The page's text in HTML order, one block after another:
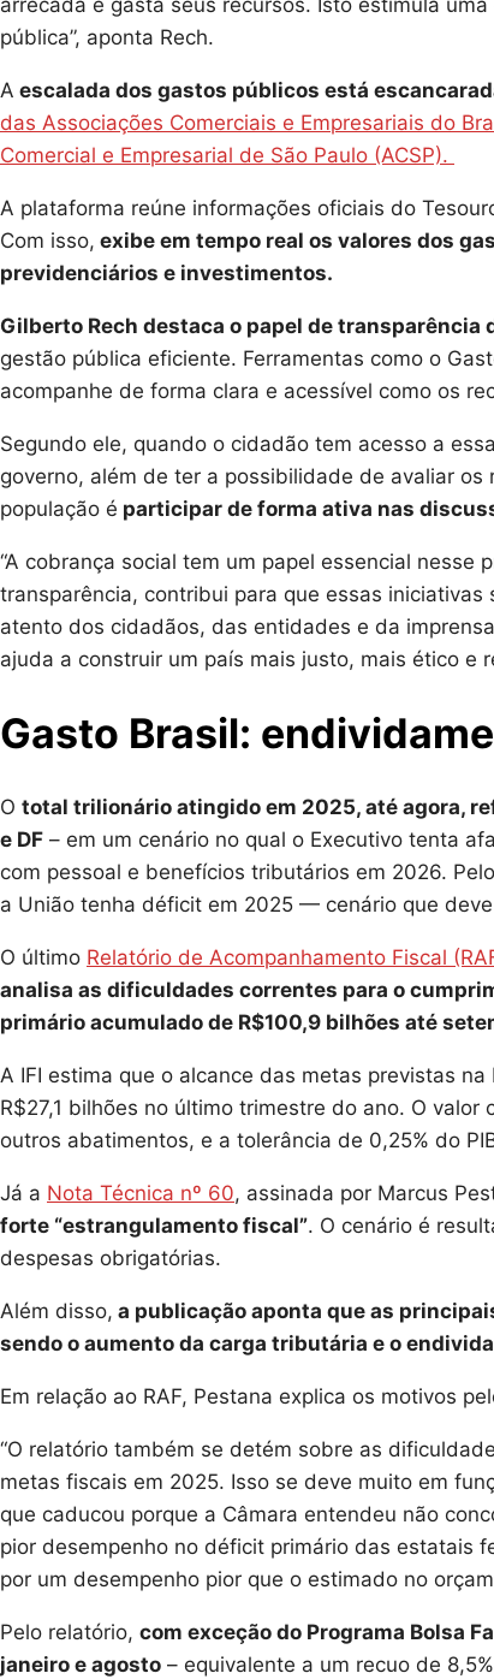
pública”, aponta Rech.
A escalada dos gastos públicos está
das Associações Comerciais e Empresariais do
Comercial e Empresarial de São Paulo (ACSP).
A plataforma reúne informações oficiais do
Com isso, exibe em tempo real os valores dos
previdenciários e investimentos.
Gilberto Rech destaca o papel de transparência
gestão pública eficiente. Ferramentas como o
acompanhe de forma clara e acessível como os
Segundo ele, quando o cidadão tem acesso a
governo, além de ter a possibilidade de avaliar
população é participar de forma ativa nas
“A cobrança social tem um papel essencial
transparência, contribui para que essas
atento dos cidadãos, das entidades e da
ajuda a construir um país mais justo, mais ético e
Gasto Brasil:
O total trilionário atingido em 2025, até agora,
e DF – em um cenário no qual o Executivo tenta
com pessoal e benefícios tributários em 2026.
a União tenha déficit em 2025 — cenário que
O último Relatório de Acompanhamento Fiscal
analisa as dificuldades correntes para o
primário acumulado de R$100,9 bilhões até
A IFI estima que o alcance das metas previstas
R$27,1 bilhões no último trimestre do ano. O
outros abatimentos, e a tolerância de 0,25% do
Já a Nota Técnica nº 60, assinada por Marcus
forte “estrangulamento fiscal”. O cenário é
despesas obrigatórias.
Além disso, a publicação aponta que as
sendo o aumento da carga tributária e o
Em relação ao RAF, Pestana explica os motivos
“O relatório também se detém sobre as
metas fiscais em 2025. Isso se deve muito em
que caducou porque a Câmara entendeu não
pior desempenho no déficit primário das estatais
por um desempenho pior que o estimado no
Pelo relatório, com exceção do Programa Bolsa
janeiro e agosto – equivalente a um recuo de